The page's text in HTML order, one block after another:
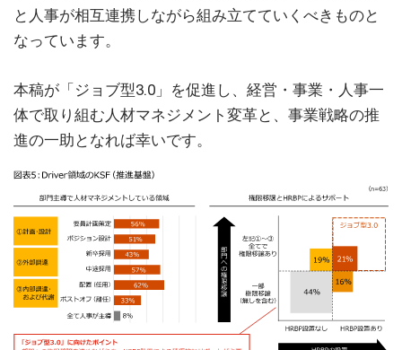
と人事が相互連携しながら組み立てていくべきものと
なっています。
本稿が「ジョブ型3.0」を促進し、経営・事業・人事一
体で取り組む人材マネジメント変革と、事業戦略の推
進の一助となれば幸いです。